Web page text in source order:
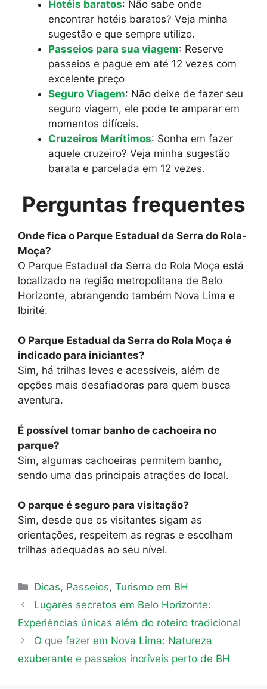
Hotéis baratos: Não sabe onde
encontrar hotéis baratos? Veja minha
sugestão e que sempre utilizo.
Passeios para sua viagem: Reserve
passeios e pague em até 12 vezes com
excelente preço
Seguro Viagem: Não deixe de fazer seu
seguro viagem, ele pode te amparar em
momentos difíceis.
Cruzeiros Marítimos: Sonha em fazer
aquele cruzeiro? Veja minha sugestão
barata e parcelada em 12 vezes.
Perguntas frequentes
Onde fica o Parque Estadual da Serra do Rola-
Moça?
O Parque Estadual da Serra do Rola Moça está
localizado na região metropolitana de Belo
Horizonte, abrangendo também Nova Lima e
Ibirité.
O Parque Estadual da Serra do Rola Moça é
indicado para iniciantes?
Sim, há trilhas leves e acessíveis, além de
opções mais desafiadoras para quem busca
aventura.
É possível tomar banho de cachoeira no
parque?
Sim, algumas cachoeiras permitem banho,
sendo uma das principais atrações do local.
O parque é seguro para visitação?
Sim, desde que os visitantes sigam as
orientações, respeitem as regras e escolham
trilhas adequadas ao seu nível.
Categorias
Dicas, Passeios,Turismo em BH
Lugares secretos em Belo Horizonte:
Experiências únicas além do roteiro tradicional
O que fazer em Nova Lima: Natureza
exuberante e passeios incríveis perto de BH